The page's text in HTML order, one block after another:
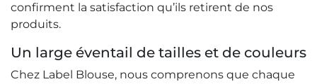
confirment la satisfaction qu’ils retirent de nos
produits.
Un large éventail de tailles et de couleurs
Chez Label Blouse, nous comprenons que chaque